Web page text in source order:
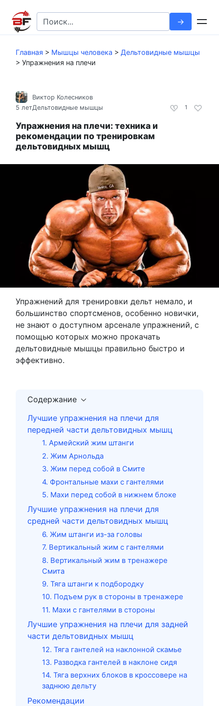
контенту
Search
for:
Главная > Мышцы человека > Дельтовидные мышцы
> Упражнения на плечи
1
Виктор Колесников
5 летДельтовидные мышцы
Упражнения на плечи: техника и
рекомендации по тренировкам
дельтовидных мышц
Упражнений для тренировки дельт немало, и
большинство спортсменов, особенно новички,
не знают о доступном арсенале упражнений, с
помощью которых можно прокачать
дельтовидные мышцы правильно быстро и
эффективно.
Содержание
Лучшие упражнения на плечи для
передней части дельтовидных мышц
1. Армейский жим штанги
2. Жим Арнольда
3. Жим перед собой в Смите
4. Фронтальные махи с гантелями
5. Махи перед собой в нижнем блоке
Лучшие упражнения на плечи для
средней части дельтовидных мышц
6. Жим штанги из-за головы
7. Вертикальный жим с гантелями
8. Вертикальный жим в тренажере
Смита
9. Тяга штанги к подбородку
10. Подъем рук в стороны в тренажере
11. Махи с гантелями в стороны
Лучшие упражнения на плечи для задней
части дельтовидных мышц
12. Тяга гантелей на наклонной скамье
13. Разводка гантелей в наклоне сидя
14. Тяга верхних блоков в кроссовере на
заднюю дельту
Рекомендации